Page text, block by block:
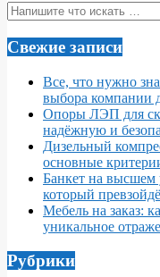
Поиск
Свежие записи
Все, что нужно
выбора компании
Опоры ЛЭП для
надёжную и
Дизельный
основные
Банкет на высшем
который
Мебель на заказ:
уникальное
Рубрики